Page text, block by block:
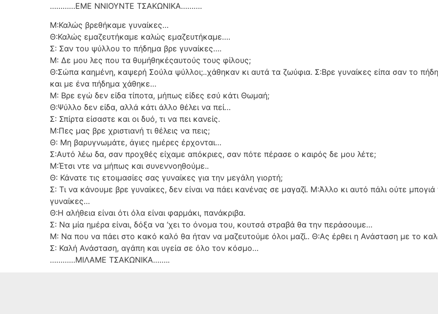
…………ΕΜΕ ΝΝΙΟΥΝΤΕ ΤΣΑΚΩΝΙΚΑ……….
Μ:Καλώς βρεθήκαμε γυναίκες…
Θ:Καλώς εμαζευτήκαμε καλώς εμαζευτήκαμε….
Σ: Σαν του ψύλλου το πήδημα βρε γυναίκες….
Μ: Δε μου λες που τα θυμήθηκέςαυτούς τους φίλους;
Θ:Σώπα καημένη, καψερή Σούλα ψύλλοι;..χάθηκαν κι αυτά τα ζωύφια. Σ:Βρε γυναίκες είπα σαν το
και με ένα πήδημα χάθηκε…
Μ: Βρε εγώ δεν είδα τίποτα, μήπως είδες εσύ κάτι Θωμαή;
Θ:Ψύλλο δεν είδα, αλλά κάτι άλλο θέλει να πεί…
Σ: Σπίρτα είσαστε και οι δυό, τι να πει κανείς.
Μ:Πες μας βρε χριστιανή τι θέλεις να πεις;
Θ: Μη βαρυγνωμάτε, άγιες ημέρες έρχονται…
Σ:Αυτό λέω δα, σαν προχθές είχαμε απόκριες, σαν πότε πέρασε ο καιρός δε μου λέτε;
Μ:Έτσι ντε να μήπως και συνεννοηθούμε..
Θ: Κάνατε τις ετοιμασίες σας γυναίκες για την μεγάλη γιορτή;
Σ: Τι να κάνουμε βρε γυναίκες, δεν είναι να πάει κανένας σε μαγαζί. Μ:Άλλο κι αυτό πάλι ούτε
γυναίκες…
Θ:Η αλήθεια είναι ότι όλα είναι φαρμάκι, πανάκριβα.
Σ: Να μία ημέρα είναι, δόξα να ‘χει το όνομα του, κουτσά στραβά θα την περάσουμε…
Μ: Να που να πάει στο κακό καλό θα ήταν να μαζευτούμε όλοι μαζί.. Θ:Ας έρθει η Ανάσταση με το
Σ: Καλή Ανάσταση, αγάπη και υγεία σε όλο τον κόσμο…
…………ΜΙΛΑΜΕ ΤΣΑΚΩΝΙΚΑ……..